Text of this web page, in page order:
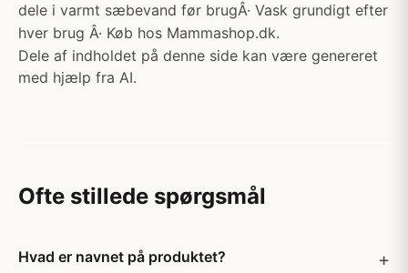
dele i varmt sæbevand før brugÂ· Vask grundigt efter
hver brug Â· Køb hos Mammashop.dk.
Dele af indholdet på denne side kan være genereret
med hjælp fra AI.
Ofte stillede spørgsmål
Hvad er navnet på produktet?